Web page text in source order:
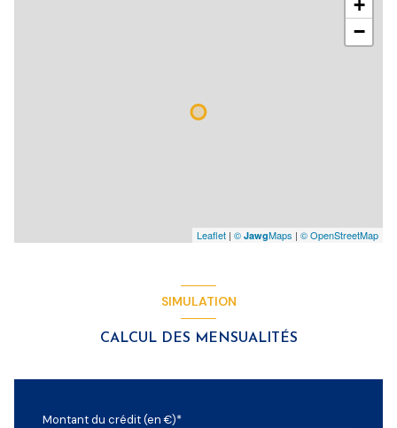
+
−
Leaflet | © JawgMaps | © OpenStreetMap
SIMULATION
CALCUL DES MENSUALITÉS
Montant du crédit (en €)*